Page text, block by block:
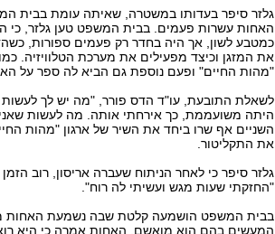
גלזר סיפר בעדותו במשטרה, שאיתה עומת בבית
האחות עשרות פעמים. בבית המשפט טען גלזר, כי
כמטבע לשון, אך היה בחדר רק פעמים ספורות,
את המזגן וכיצד מפעילים את מערכת הטלוויזיה.
"מהות החיים" ופעם נוספת גם הביא לה ספר על
לשאלת התובעת, עו"ד הדס פורר, "מה יש לך
היתה משועממת, כך אירחתי אותה. מה לעשות שאני
השניים אף שרו ביחד את השיר של ארגון "מהות
את התקליטור.
גלזר סיפר כי לאחר הניתוח שעברה אריסון, רוב
"החזקתי שעות מגש ועשיתי לה רוח".
בבית המשפט הושמעה קלטת שבה נשמעת האחות
המעשים בהם הוא מואשם. האחות אמרה כי היא